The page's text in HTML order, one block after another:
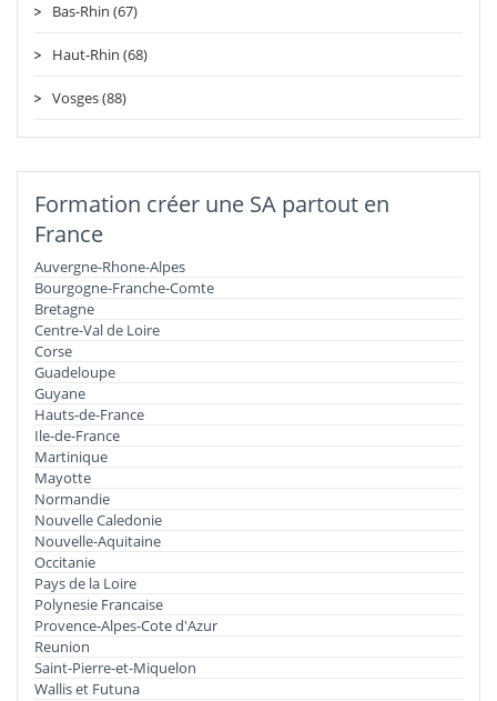
Bas-Rhin (67)
Haut-Rhin (68)
Vosges (88)
Formation créer une SA partout en
France
Auvergne-Rhone-Alpes
Bourgogne-Franche-Comte
Bretagne
Centre-Val de Loire
Corse
Guadeloupe
Guyane
Hauts-de-France
Ile-de-France
Martinique
Mayotte
Normandie
Nouvelle Caledonie
Nouvelle-Aquitaine
Occitanie
Pays de la Loire
Polynesie Francaise
Provence-Alpes-Cote d'Azur
Reunion
Saint-Pierre-et-Miquelon
Wallis et Futuna